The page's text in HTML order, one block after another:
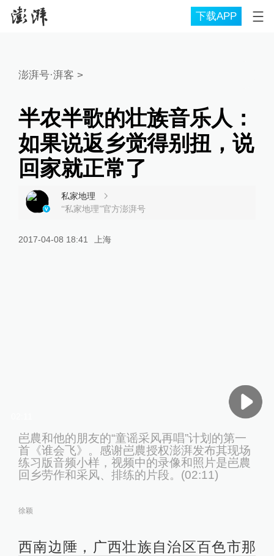
下载APP
澎湃号·湃客 >
半农半歌的壮族音乐人：
如果说返乡觉得别扭，说
回家就正常了
私家地理
“私家地理”官方澎湃号
2017-04-08 18:41 上海
岜農和他的朋友的“童谣采风再唱”计划的第一
首《谁会飞》。感谢岜農授权澎湃发布其现场
练习版音频小样，视频中的录像和照片是岜農
回乡劳作和采风、排练的片段。(02:11)
徐颖
西南边陲，广西壮族自治区百色市那